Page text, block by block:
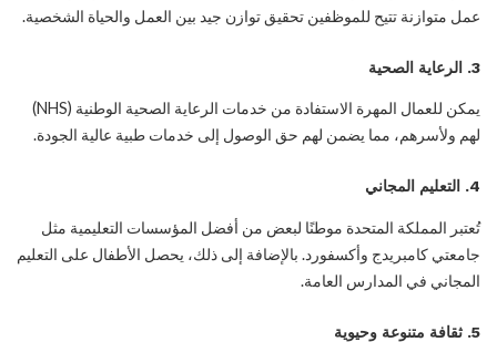
عمل متوازنة تتيح للموظفين تحقيق توازن جيد بين العمل والحياة الشخصية.
3. الرعاية الصحية
يمكن للعمال المهرة الاستفادة من خدمات الرعاية الصحية الوطنية (NHS)
لهم ولأسرهم، مما يضمن لهم حق الوصول إلى خدمات طبية عالية الجودة.
4. التعليم المجاني
تُعتبر المملكة المتحدة موطنًا لبعض من أفضل المؤسسات التعليمية مثل
جامعتي كامبريدج وأكسفورد. بالإضافة إلى ذلك، يحصل الأطفال على التعليم
المجاني في المدارس العامة.
5. ثقافة متنوعة وحيوية